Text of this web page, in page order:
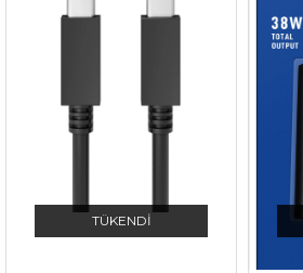
TÜKENDI